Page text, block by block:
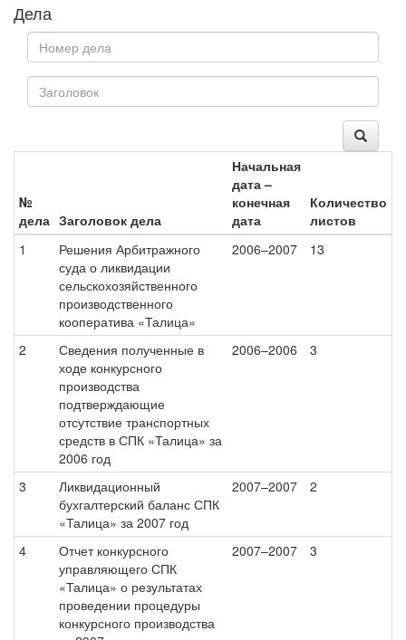
Дела
№
дела Заголовок дела
Начальная
дата –
конечная
дата
Количество
листов
1
Решения Арбитражного
суда о ликвидации
сельскохозяйственного
производственного
кооператива «Талица»
2006–2007 13
2
Сведения полученные в
ходе конкурсного
производства
подтверждающие
отсутствие транспортных
средств в СПК «Талица» за
2006 год
2006–2006 3
3
Ликвидационный
бухгалтерский баланс СПК
«Талица» за 2007 год
2007–2007 2
4
Отчет конкурсного
управляющего СПК
«Талица» о результатах
проведении процедуры
конкурсного производства
2007–2007 3